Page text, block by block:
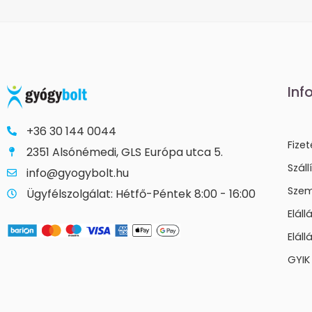
+36 30 144 0044
2351 Alsónémedi, GLS Európa utca 5.
info@gyogybolt.hu
Ügyfélszolgálat: Hétfő-Péntek 8:00 - 16:00
GYIK